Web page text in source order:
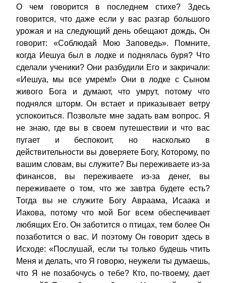
О чем говорится в последнем стихе? Здесь
говорится, что даже если у вас разгар большого
урожая и на следующий день обещают дождь, Он
говорит: «Соблюдай Мою Заповедь». Помните,
когда Иешуа был в лодке и поднялась буря? Что
сделали ученики? Они разбудили Его и закричали:
«Иешуа, мы все умрем!» Они в лодке с Сыном
живого Бога и думают, что умрут, потому что
поднялся шторм. Он встает и приказывает ветру
успокоиться. Позвольте мне задать вам вопрос. Я
не знаю, где вы в своем путешествии и что вас
пугает и беспокоит, но насколько в
действительности вы доверяете Богу, Которому, по
вашим словам, вы служите? Вы переживаете из-за
финансов, вы переживаете из-за денег, вы
переживаете о том, что же завтра будете есть?
Тогда вы не служите Богу Авраама, Исаака и
Иакова, потому что мой Бог всем обеспечивает
любящих Его. Он заботится о птицах, тем более Он
позаботится о вас. И поэтому Он говорит здесь в
Исходе: «Послушай, если ты только будешь чтить
Меня и делать, что Я говорю, неужели ты думаешь,
что Я не позабочусь о тебе? Кто, по-твоему, дает